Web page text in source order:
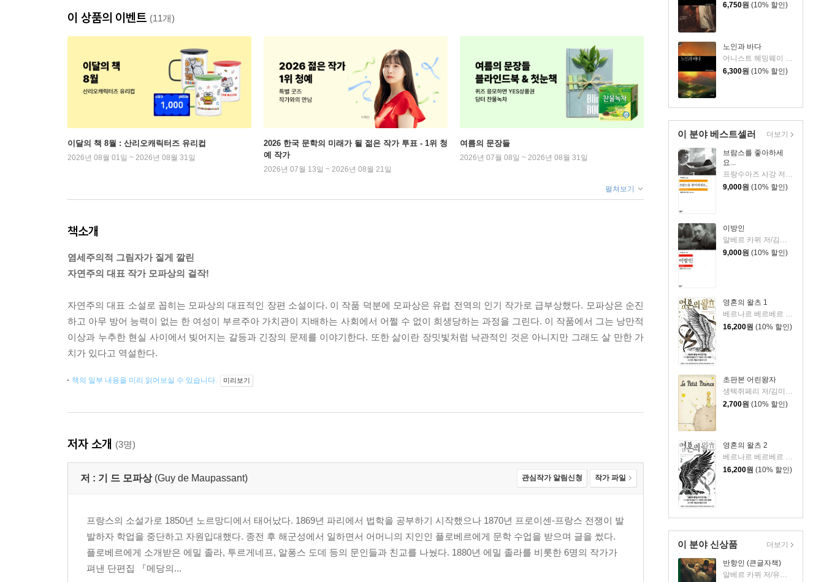
6,750원 (10% 할인)
노인과 바다
6,300원 (10% 할인)
이 분야 베스트셀러
브람스를 좋아하세
요...
프랑수아즈 사강 저/김남주 역
9,000원 (10% 할인)
이방인
알베르 카뮈 저/김화영 역
9,000원 (10% 할인)
영혼의 왈츠 1
베르나르 베르베르 저/전미연 역
16,200원 (10% 할인)
초판본 어린왕자
생텍쥐페리 저/김미정 역
2,700원 (10% 할인)
영혼의 왈츠 2
베르나르 베르베르 저/전미연 역
16,200원 (10% 할인)
더보기
이 분야 신상품
반항인 (큰글자책)
알베르 카뮈 저/유기환 역
더보기
이 상품의 이벤트 (11개)
이달의 책 8월 : 산리오캐릭터즈 유리컵
2026년 08월 01일 ~ 2026년 08월 31일
2026 한국 문학의 미래가 될 젊은 작가 투표 - 1위 청
예 작가
2026년 07월 13일 ~ 2026년 08월 21일
여름의 문장들
2026년 07월 08일 ~ 2026년 08월 31일
펼쳐보기
책소개
염세주의적 그림자가 짙게 깔린
자연주의 대표 작가 모파상의 걸작!
자연주의 대표 소설로 꼽히는 모파상의 대표적인 장편 소설이다. 이 작품 덕분에 모파상은 유럽 전역의 인기 작가로 급부상했다. 모파상은 순진
하고 아무 방어 능력이 없는 한 여성이 부르주아 가치관이 지배하는 사회에서 어쩔 수 없이 희생당하는 과정을 그린다. 이 작품에서 그는 낭만적
이상과 누추한 현실 사이에서 빚어지는 갈등과 긴장의 문제를 이야기한다. 또한 삶이란 장밋빛처럼 낙관적인 것은 아니지만 그래도 살 만한 가
치가 있다고 역설한다.
책의 일부 내용을 미리 읽어보실 수 있습니다. 미리보기
저자 소개 (3명)
저 : 기 드 모파상 (Guy de Maupassant) 관심작가 알림신청 작가 파일
프랑스의 소설가로 1850년 노르망디에서 태어났다. 1869년 파리에서 법학을 공부하기 시작했으나 1870년 프로이센-프랑스 전쟁이 발
발하자 학업을 중단하고 자원입대했다. 종전 후 해군성에서 일하면서 어머니의 지인인 플로베르에게 문학 수업을 받으며 글을 썼다.
플로베르에게 소개받은 에밀 졸라, 투르게네프, 알퐁스 도데 등의 문인들과 친교를 나눴다. 1880년 에밀 졸라를 비롯한 6명의 작가가
펴낸 단편집 『메당의...